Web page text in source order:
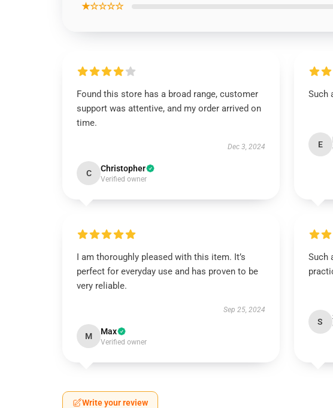
★☆☆☆☆
Found this store has a broad range, customer
support was attentive, and my order arrived on
time.
Dec 3, 2024
C Christopher
Verified owner
Such
E
I am thoroughly pleased with this item. It’s
perfect for everyday use and has proven to be
very reliable.
Sep 25, 2024
M Max
Verified owner
Such
S
Write your review